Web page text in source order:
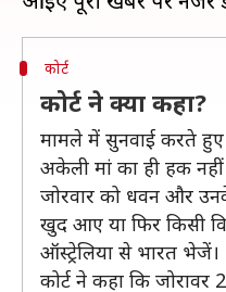
कोर्ट
कोर्ट ने क्या कहा?
मामले में सुनवाई करते हुए
अकेली मां का ही हक
जोरवार को धवन और
खुद आए या फिर किसी
ऑस्ट्रेलिया से भारत भेजें।
कोर्ट ने कहा कि